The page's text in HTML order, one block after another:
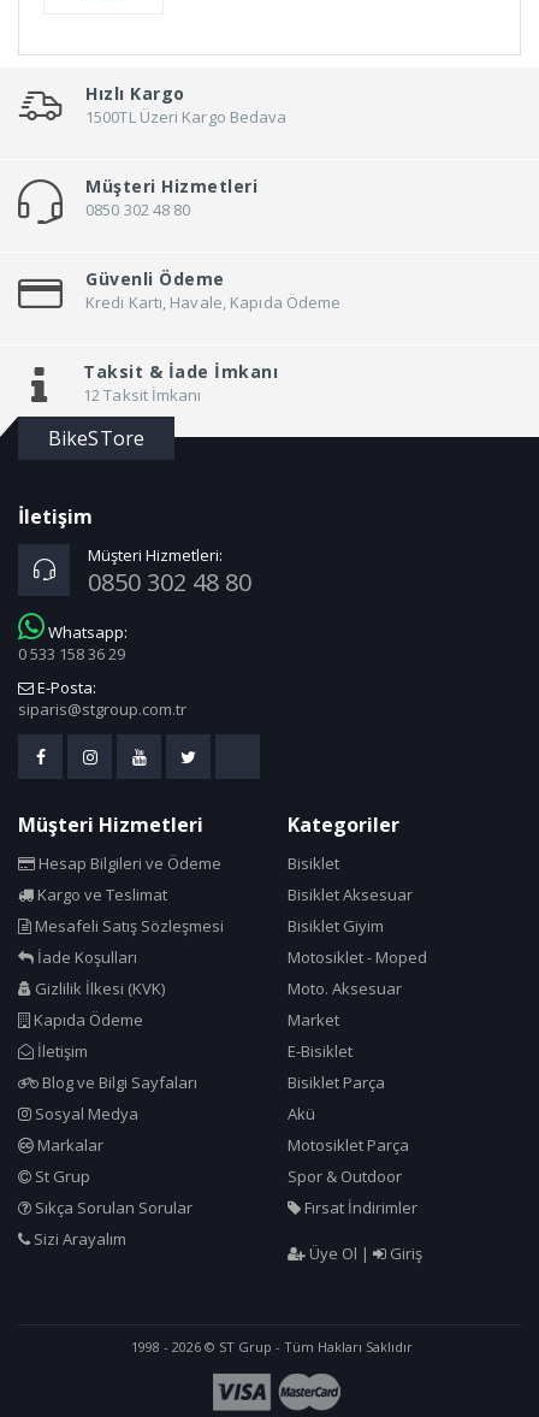
Hızlı Kargo
1500TL Üzeri Kargo Bedava
Müşteri Hizmetleri
0850 302 48 80
Güvenli Ödeme
Kredi Kartı, Havale, Kapıda Ödeme
Taksit & İade İmkanı
12 Taksit İmkanı
BikeSTore
İletişim
Müşteri Hizmetleri:
0850 302 48 80
Whatsapp:
0 533 158 36 29
E-Posta:
siparis@stgroup.com.tr
Müşteri Hizmetleri
Hesap Bilgileri ve Ödeme
Kargo ve Teslimat
Mesafeli Satış Sözleşmesi
İade Koşulları
Gizlilik İlkesi (KVK)
Kapıda Ödeme
İletişim
Blog ve Bilgi Sayfaları
Sosyal Medya
Markalar
St Grup
Sıkça Sorulan Sorular
Sizi Arayalım
Kategoriler
Bisiklet
Bisiklet Aksesuar
Bisiklet Giyim
Motosiklet - Moped
Moto. Aksesuar
Market
E-Bisiklet
Bisiklet Parça
Akü
Motosiklet Parça
Spor & Outdoor
Fırsat İndirimler
Üye Ol | Giriş
1998 - 2026 © ST Grup - Tüm Hakları Saklıdır